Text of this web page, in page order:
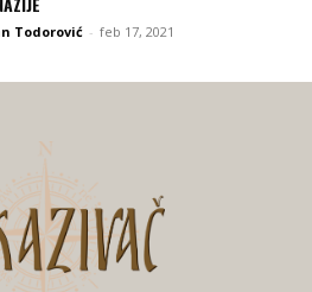
Todorović - feb 17, 2021